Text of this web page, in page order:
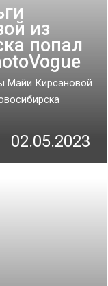
из
попал
Майи Кирсановой
02.05.2023